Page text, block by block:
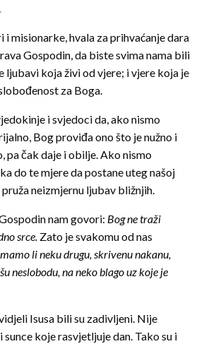
i misionarke, hvala za prihvaćanje dara
Gospodin, da biste svima nama bili
ljubavi koja živi od vjere; i vjere koja je
za Boga.
i svjedoci da, ako nismo
Bog proviđa ono što je nužno i
pa čak daje i obilje. Ako nismo
do te mjere da postane uteg našoj
neizmjernu ljubav bližnjih.
nam govori: Bog ne traži
srce. Zato je svakomu od nas
li neku drugu, skrivenu nakanu,
neslobodu, na neko blago uz koje je
Isusa bili su zadivljeni. Nije
koje rasvjetljuje dan. Tako su i